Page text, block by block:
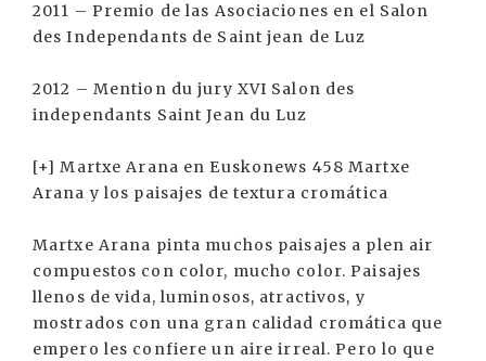
2011 – Premio de las Asociaciones en el Salon
des Independants de Saint jean de Luz
2012 – Mention du jury XVI Salon des
independants Saint Jean du Luz
[+] Martxe Arana en Euskonews 458 Martxe
Arana y los paisajes de textura cromática
Martxe Arana pinta muchos paisajes a plen air
compuestos con color, mucho color. Paisajes
llenos de vida, luminosos, atractivos, y
mostrados con una gran calidad cromática que
empero les confiere un aire irreal. Pero lo que